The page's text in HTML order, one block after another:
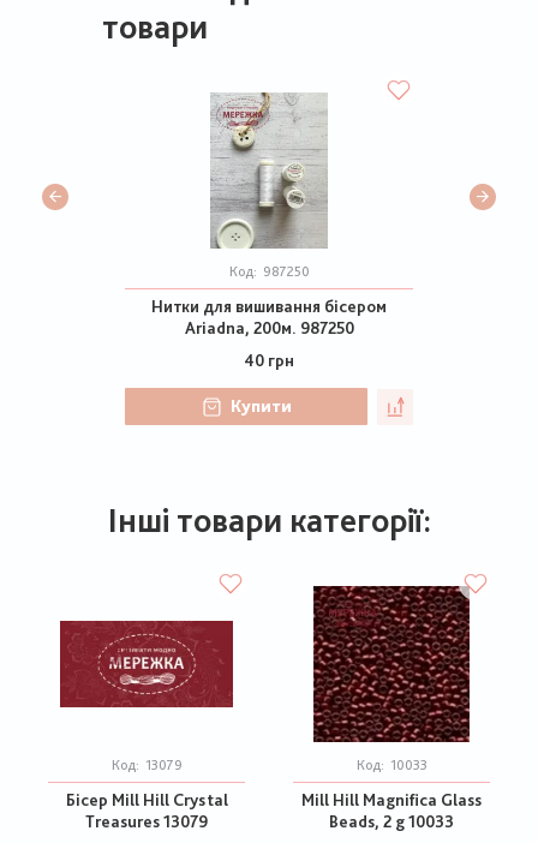
товари
Код: 987250
Нитки для вишивання бісером
Ariadna, 200м. 987250
40 грн
Купити
Інші товари категорії:
Код: 13079
Бісер Mill Hill Crystal
Treasures 13079
Код: 10033
Mill Hill Magnifica Glass
Beads, 2 g 10033